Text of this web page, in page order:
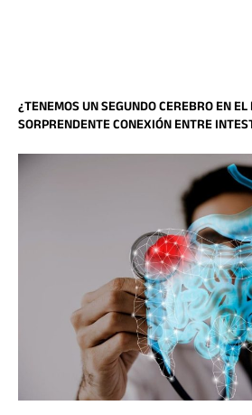
¿TENEMOS UN SEGUNDO CEREBRO EN
SORPRENDENTE CONEXIÓN ENTRE